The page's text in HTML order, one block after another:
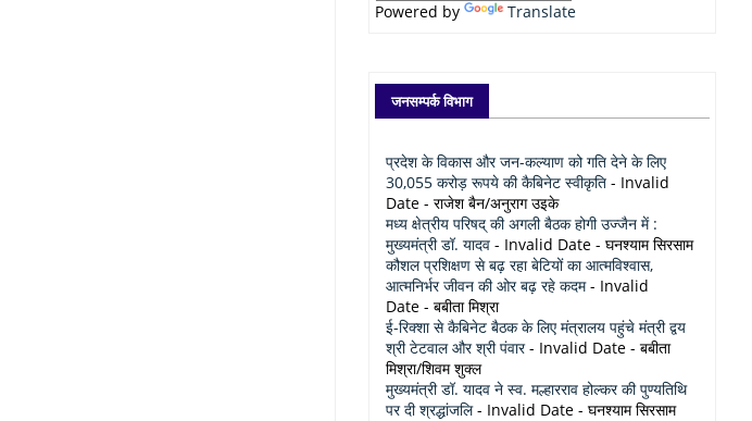
Powered by Translate
जनसम्पर्क विभाग
प्रदेश के विकास और जन-कल्याण को गति देने के लिए
30,055 करोड़ रूपये की कैबिनेट स्वीकृति - Invalid
Date - राजेश बैन/अनुराग उइके
मध्य क्षेत्रीय परिषद् की अगली बैठक होगी उज्जैन में :
मुख्यमंत्री डॉ. यादव - Invalid Date - घनश्याम सिरसाम
कौशल प्रशिक्षण से बढ़ रहा बेटियों का आत्मविश्वास,
आत्मनिर्भर जीवन की ओर बढ़ रहे कदम- Invalid
Date - बबीता मिश्रा
ई-रिक्शा से कैबिनेट बैठक के लिए मंत्रालय पहुंचे मंत्री द्वय
श्री टेटवाल और श्री पंवार- Invalid Date - बबीता
मिश्रा/शिवम शुक्ल
मुख्यमंत्री डॉ. यादव ने स्व. मल्हारराव होल्कर की पुण्यतिथि
पर दी श्रद्धांजलि- Invalid Date - घनश्याम सिरसाम